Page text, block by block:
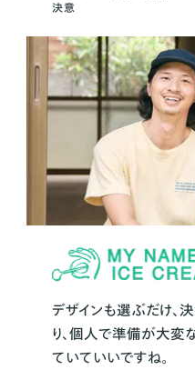
決意
デザインも選ぶだけ、
り、個人で準備が大変
ていていいですね。